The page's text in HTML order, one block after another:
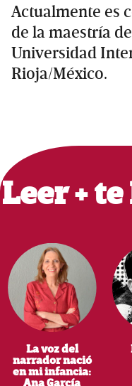
Actualmente es
de la maestría
Universidad
Rioja/México.
Primary
Sidebar
Leer +
La voz del
narrador nació
en mi infancia: